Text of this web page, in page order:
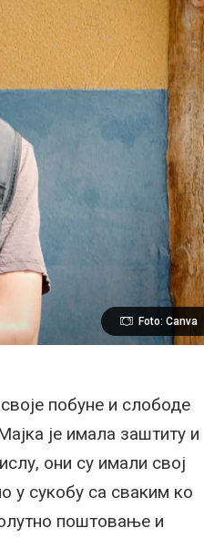
Foto: Canva
побуне и слободе
је имала заштиту и
они су имали свој
у сукобу са сваким ко
поштовање и